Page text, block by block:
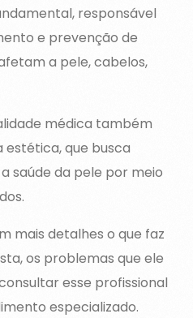
responsável
e prevenção de
a pele, cabelos,
médica também
que busca
saúde da pele por meio
mais detalhes o que faz
os problemas que ele
esse profissional
especializado.